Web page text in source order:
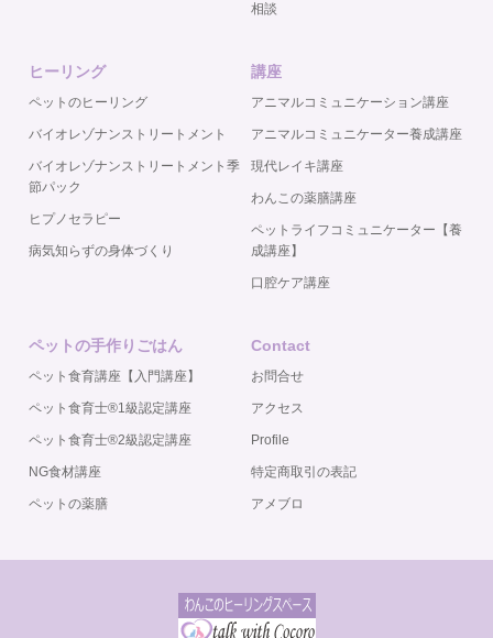
相談
ヒーリング
ペットのヒーリング
バイオレゾナンストリートメント
バイオレゾナンストリートメント季
節パック
ヒプノセラピー
病気知らずの身体づくり
講座
アニマルコミュニケーション講座
アニマルコミュニケーター養成講座
現代レイキ講座
わんこの薬膳講座
ペットライフコミュニケーター【養
成講座】
口腔ケア講座
ペットの手作りごはん
ペット食育講座【入門講座】
ペット食育士®️1級認定講座
ペット食育士®️2級認定講座
NG食材講座
ペットの薬膳
Contact
お問合せ
アクセス
Profile
特定商取引の表記
アメブロ